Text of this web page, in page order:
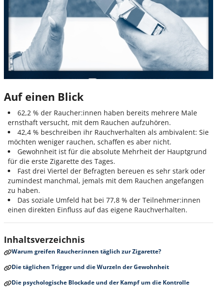
Auf einen Blick
62,2 % der Raucher:innen haben bereits mehrere Male
ernsthaft versucht, mit dem Rauchen aufzuhören.
42,4 % beschreiben ihr Rauchverhalten als ambivalent: Sie
möchten weniger rauchen, schaffen es aber nicht.
Gewohnheit ist für die absolute Mehrheit der Hauptgrund
für die erste Zigarette des Tages.
Fast drei Viertel der Befragten bereuen es sehr stark oder
zumindest manchmal, jemals mit dem Rauchen angefangen
zu haben.
Das soziale Umfeld hat bei 77,8 % der Teilnehmer:innen
einen direkten Einfluss auf das eigene Rauchverhalten.
Inhaltsverzeichnis
Warum greifen Raucher:innen täglich zur Zigarette?
Die täglichen Trigger und die Wurzeln der Gewohnheit
Die psychologische Blockade und der Kampf um die Kontrolle